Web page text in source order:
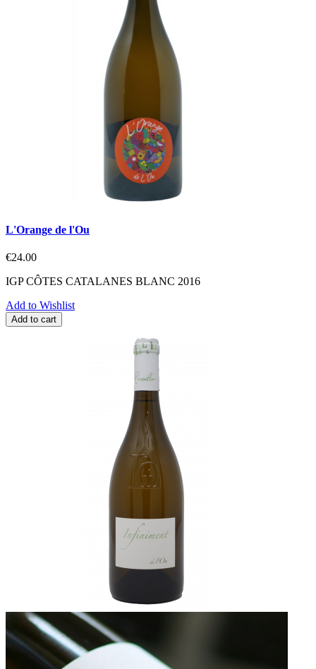
L'Orange de l'Ou
€24.00
IGP CÔTES CATALANES BLANC 2016
Add to Wishlist
Add to cart